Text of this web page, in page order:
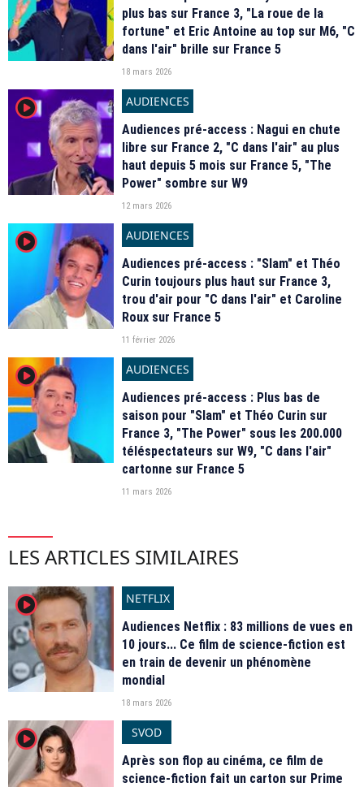
plus bas sur France 3, "La roue de la
fortune" et Eric Antoine au top sur M6, "C
dans l'air" brille sur France 5
18 mars 2026
player2
AUDIENCES
Audiences pré-access : Nagui en chute
libre sur France 2, "C dans l'air" au plus
haut depuis 5 mois sur France 5, "The
Power" sombre sur W9
12 mars 2026
player2
AUDIENCES
Audiences pré-access : "Slam" et Théo
Curin toujours plus haut sur France 3,
trou d'air pour "C dans l'air" et Caroline
Roux sur France 5
11 février 2026
player2
AUDIENCES
Audiences pré-access : Plus bas de
saison pour "Slam" et Théo Curin sur
France 3, "The Power" sous les 200.000
téléspectateurs sur W9, "C dans l'air"
cartonne sur France 5
11 mars 2026
LES ARTICLES SIMILAIRES
player2
NETFLIX
Audiences Netflix : 83 millions de vues en
10 jours... Ce film de science-fiction est
en train de devenir un phénomène
mondial
18 mars 2026
player2
SVOD
Après son flop au cinéma, ce film de
science-fiction fait un carton sur Prime